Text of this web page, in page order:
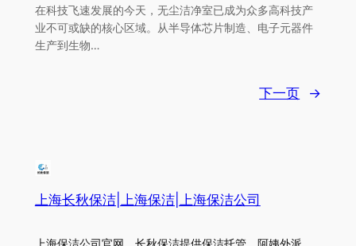
在科技飞速发展的今天，无尘洁净室已成为众多高科技产
业不可或缺的核心区域。从半导体芯片制造、电子元器件
生产到生物…
下一页 →
上海长秋保洁|上海保洁|上海保洁公司